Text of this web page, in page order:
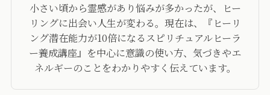
小さい頃から霊感があり悩みが多かったが、ヒー
リングに出会い人生が変わる。現在は、『ヒーリ
ング潜在能力が10倍になるスピリチュアルヒーラ
ー養成講座』を中心に意識の使い方、気づきやエ
ネルギーのことをわかりやすく伝えています。